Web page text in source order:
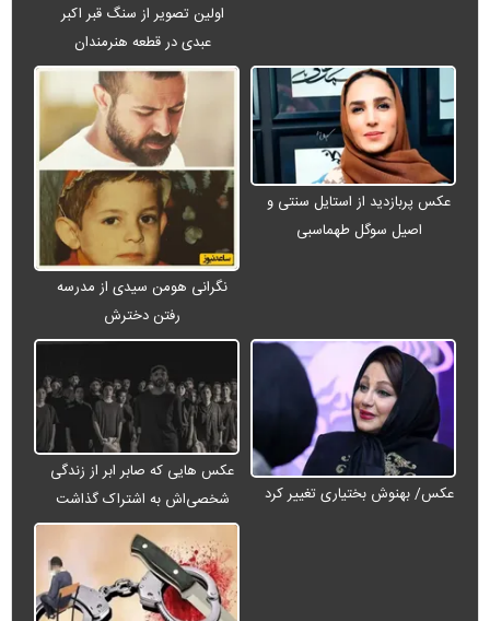
اولین تصویر از سنگ قبر اکبر
عبدی در قطعه هنرمندان
عکس پربازدید از استایل سنتی و
اصیل سوگل طهماسبی
نگرانی هومن سیدی از مدرسه
رفتن دخترش
عکس/ بهنوش بختیاری تغییر کرد
عکس هایی که صابر ابر از زندگی
شخصی‌اش به اشتراک گذاشت